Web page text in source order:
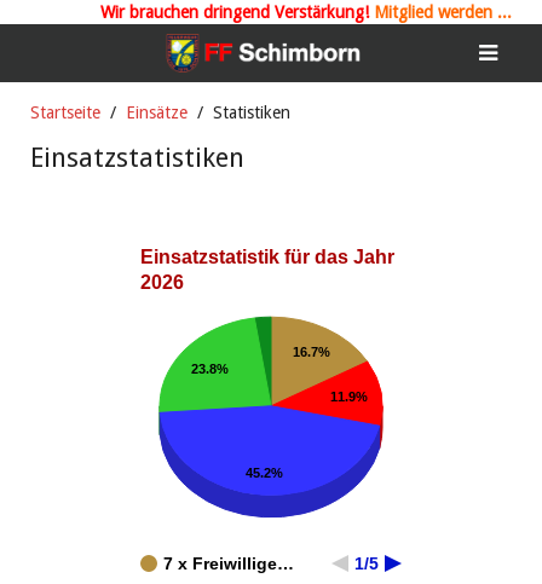
Wir brauchen dringend Verstärkung! Mitglied werden ...
Startseite Einsätze Statistiken
Einsatzstatistiken
Einsatzstatistik für das Jahr
2026
7 x Freiwillige… 1/5
16.7%
11.9%
23.8%
45.2%